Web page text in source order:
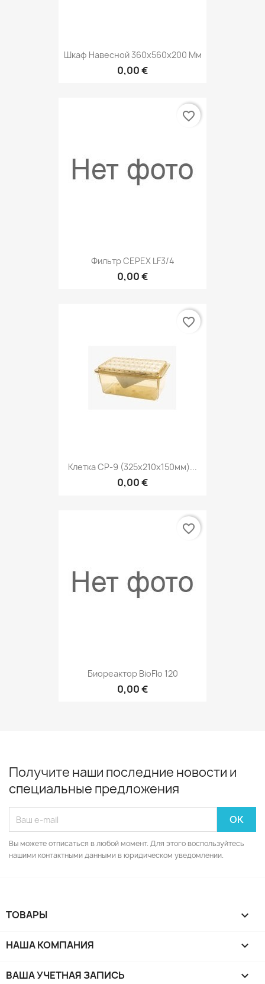
Шкаф Навесной 360х560х200 Мм
0,00 €
Фильтр CEPEX LF3/4
0,00 €
favorite_border
Клетка CP-9 (325х210х150мм)...
0,00 €
favorite_border
Биореактор BioFlo 120
0,00 €
favorite_border
Получите наши последние новости и
специальные предложения
Вы можете отписаться в любой момент. Для этого воспользуйтесь
нашими контактными данными в юридическом уведомлении.
ТОВАРЫ 
НАША КОМПАНИЯ 
ВАША УЧЕТНАЯ ЗАПИСЬ 